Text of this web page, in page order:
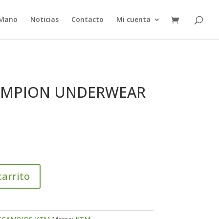
Noticias Contacto Mi cuenta
UNDERWEAR